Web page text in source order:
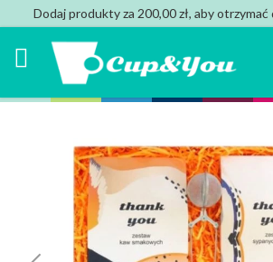
Dodaj produkty za 200,00 zł, aby otrzymać